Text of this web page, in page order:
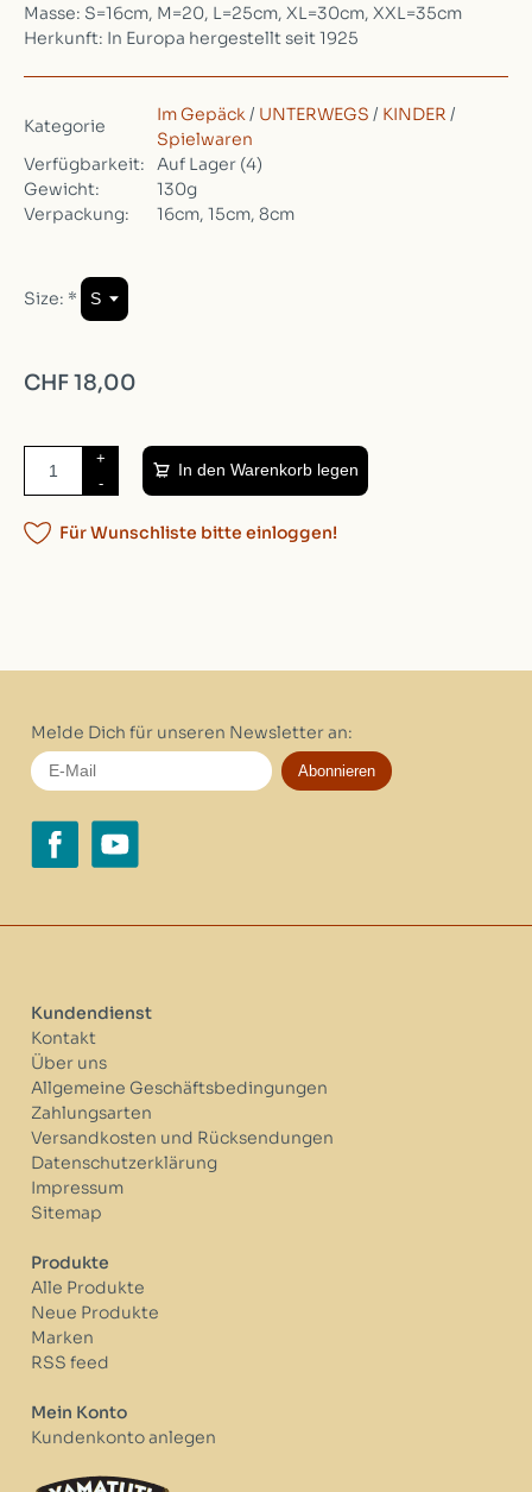
Masse: S=16cm, M=20, L=25cm, XL=30cm, XXL=35cm
Herkunft: In Europa hergestellt seit 1925
Kategorie
Im Gepäck / UNTERWEGS / KINDER /
Spielwaren
Verfügbarkeit:
Auf Lager (4)
Gewicht:
130g
Verpackung:
16cm, 15cm, 8cm
Size: *
CHF 18,00
+
-
In den Warenkorb legen
Für Wunschliste bitte einloggen!
Melde Dich für unseren Newsletter an:
Abonnieren
Kundendienst
Kontakt
Über uns
Allgemeine Geschäftsbedingungen
Zahlungsarten
Versandkosten und Rücksendungen
Datenschutzerklärung
Impressum
Sitemap
Produkte
Alle Produkte
Neue Produkte
Marken
RSS feed
Mein Konto
Kundenkonto anlegen